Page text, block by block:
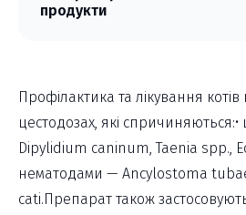
продукти
Профілактика та лікування
цестодозах, які
Dipylidium caninum, Taenia spp.,
нематодами — Ancylostoma
cati.Препарат також